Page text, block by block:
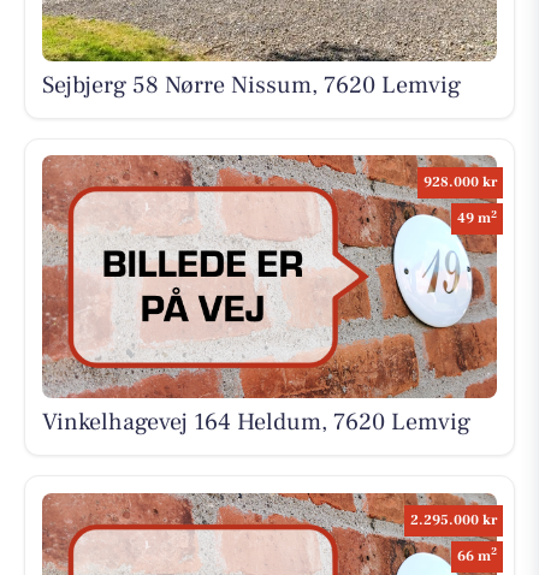
Sejbjerg 58 Nørre Nissum, 7620 Lemvig
928.000 kr
49 m2
Vinkelhagevej 164 Heldum, 7620 Lemvig
2.295.000 kr
66 m2